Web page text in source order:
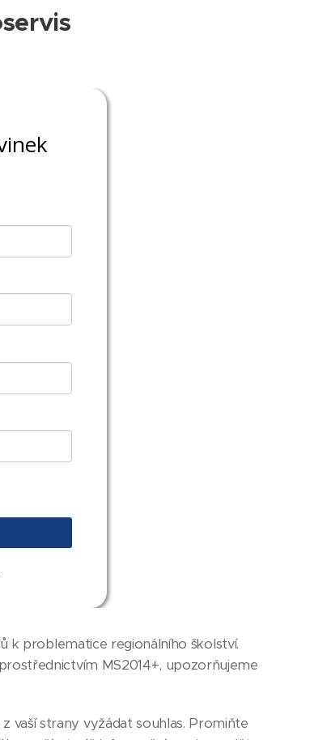
k problematice regionálního školství.
MS2014+, upozorňujeme
vaší strany vyžádat souhlas. Promiňte